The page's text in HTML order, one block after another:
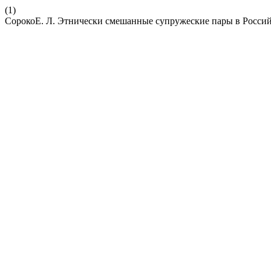
(1)
СорокоЕ. Л. Этнически смешанные супружеские пары в